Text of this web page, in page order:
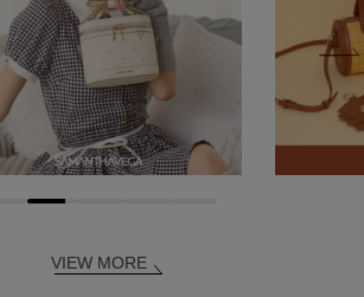
VIEW MORE